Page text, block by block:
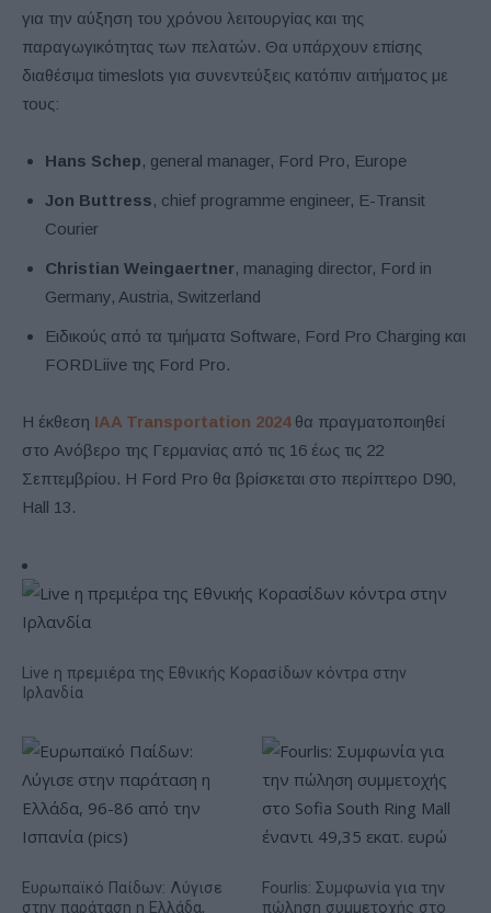
για την αύξηση του χρόνου λειτουργίας και της
παραγωγικότητας των πελατών. Θα υπάρχουν επίσης
διαθέσιμα timeslots για συνεντεύξεις κατόπιν αιτήματος με
τους:
Hans Schep, general manager, Ford Pro, Europe
Jon Buttress, chief programme engineer, E-Transit
Courier
Christian Weingaertner, managing director, Ford in
Germany, Austria, Switzerland
Ειδικούς από τα τμήματα Software, Ford Pro Charging και
FORDLiive της Ford Pro.
Η έκθεση IAA Transportation 2024 θα πραγματοποιηθεί
στο Ανόβερο της Γερμανίας από τις 16 έως τις 22
Σεπτεμβρίου. Η Ford Pro θα βρίσκεται στο περίπτερο D90,
Hall 13.
Live η πρεμιέρα της Εθνικής Κορασίδων κόντρα στην
Ιρλανδία
Ευρωπαϊκό Παίδων: Λύγισε
στην παράταση η Ελλάδα,
Fourlis: Συμφωνία για την
πώληση συμμετοχής στο